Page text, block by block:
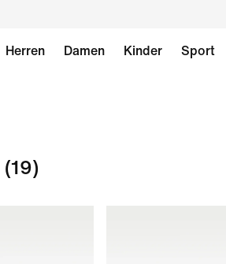
Herren Damen Kinder Sport
(19)